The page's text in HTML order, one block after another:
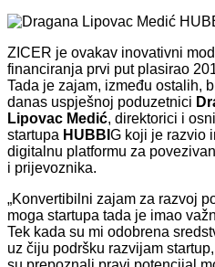
ZICER je ovakav inovativni
financiranja prvi put plasirao
Tada je zajam, između ostalih,
danas uspješnoj poduzetnici
Lipovac Medić, direktorici i
startupa HUBBI G koji je razvio
digitalnu platformu za
i prijevoznika.
„Konvertibilni zajam za razvoj
moga startupa tada je imao
Tek kada su mi odobrena
uz čiju podršku razvijam